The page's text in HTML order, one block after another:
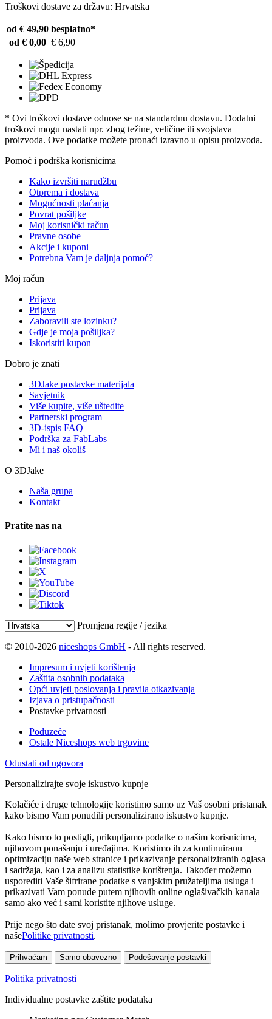
Troškovi dostave za državu: Hrvatska
od € 49,90 besplatno*
od € 0,00 € 6,90
* Ovi troškovi dostave odnose se na standardnu ​​dostavu. Dodatni
troškovi mogu nastati npr. zbog težine, veličine ili svojstava
proizvoda. Ove podatke možete pronaći izravno u opisu proizvoda.
Pomoć i podrška korisnicima
Kako izvršiti narudžbu
Otprema i dostava
Mogućnosti plaćanja
Povrat pošiljke
Moj korisnički račun
Pravne osobe
Akcije i kuponi
Potrebna Vam je daljnja pomoć?
Moj račun
Prijava
Prijava
Zaboravili ste lozinku?
Gdje je moja pošiljka?
Iskoristiti kupon
Dobro je znati
3DJake postavke materijala
Savjetnik
Više kupite, više uštedite
Partnerski program
3D-ispis FAQ
Podrška za FabLabs
Mi i naš okoliš
O 3DJake
Naša grupa
Kontakt
Pratite nas na
Promjena regije / jezika
© 2010-2026 niceshops GmbH - All rights reserved.
Impresum i uvjeti korištenja
Zaštita osobnih podataka
Opći uvjeti poslovanja i pravila otkazivanja
Izjava o pristupačnosti
Postavke privatnosti
Poduzeće
Ostale Niceshops web trgovine
Odustati od ugovora
Personalizirajte svoje iskustvo kupnje
Kolačiće i druge tehnologije koristimo samo uz Vaš osobni pristanak
kako bismo Vam ponudili personalizirano iskustvo kupnje.
Kako bismo to postigli, prikupljamo podatke o našim korisnicima,
njihovom ponašanju i uređajima. Koristimo ih za kontinuiranu
optimizaciju naše web stranice i prikazivanje personaliziranih oglasa
i sadržaja, kao i za analizu statistike korištenja. Također možemo
usporediti Vaše šifrirane podatke s vanjskim pružateljima usluga i
prikazivati Vam ponude putem njihovih online oglašivačkih kanala
samo ako već i sami koristite njihove usluge.
Prije nego što date svoj pristanak, molimo provjerite postavke i
našePolitike privatnosti.
Prihvaćam Samo obavezno Podešavanje postavki
Politika privatnosti
Individualne postavke zaštite podataka